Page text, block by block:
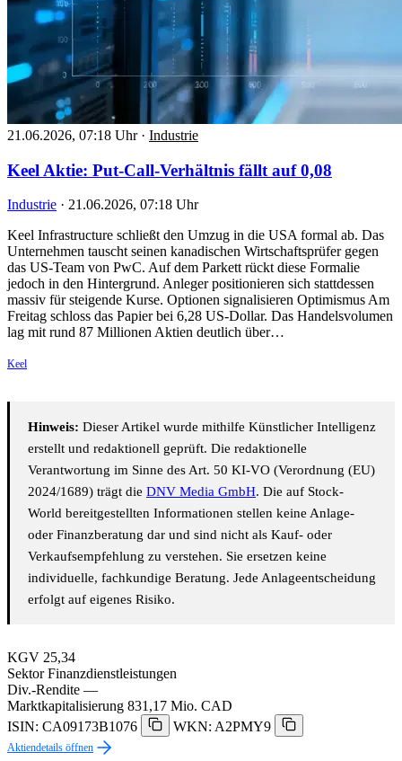
21.06.2026, 07:18 Uhr · Industrie
Keel Aktie: Put-Call-Verhältnis fällt auf 0,08
Industrie · 21.06.2026, 07:18 Uhr
Keel Infrastructure schließt den Umzug in die USA formal ab. Das
Unternehmen tauscht seinen kanadischen Wirtschaftsprüfer gegen
das US-Team von PwC. Auf dem Parkett rückt diese Formalie
jedoch in den Hintergrund. Anleger positionieren sich stattdessen
massiv für steigende Kurse. Optionen signalisieren Optimismus Am
Freitag schloss das Papier bei 6,28 US-Dollar. Das Handelsvolumen
lag mit rund 87 Millionen Aktien deutlich über…
Keel
Hinweis: Dieser Artikel wurde mithilfe Künstlicher Intelligenz
erstellt und redaktionell geprüft. Die redaktionelle
Verantwortung im Sinne des Art. 50 KI-VO (Verordnung (EU)
2024/1689) trägt die DNV Media GmbH. Die auf Stock-
World bereitgestellten Informationen stellen keine Anlage-
oder Finanzberatung dar und sind nicht als Kauf- oder
Verkaufsempfehlung zu verstehen. Sie ersetzen keine
individuelle, fachkundige Beratung. Jede Anlageentscheidung
erfolgt auf eigenes Risiko.
KGV 25,34
Sektor Finanzdienstleistungen
Div.-Rendite —
Marktkapitalisierung 831,17 Mio. CAD
ISIN: CA09173B1076
WKN: A2PMY9
Aktiendetails öffnen